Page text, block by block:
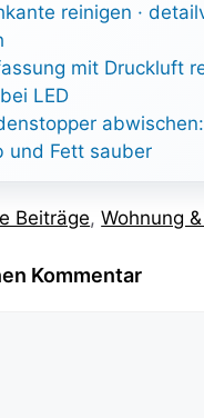
reinigen ·
mit Druckluft
LED
und Fett sauber
Beiträge,Wohnung
Kommentar